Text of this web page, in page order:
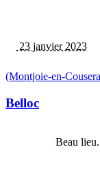
23 janvier 2023
(Montjoie-en-
Belloc
Beau